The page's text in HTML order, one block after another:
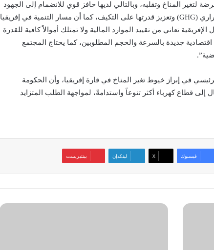
لتغير المناخ وتقلبه، وبالتالي لديها حافز قوي للانضمام إلى الجهود
العالمية للحد من انبعاثات غازات الاحتباس الحراري (GHG) وتعزيز قدرتها على التكيف، كما أن مسار التنمية في إفريقيا
تعاني من تقييد الموارد المالية ولا تمتلك أموالاً كافية للقدرة
جديدة بالسرعة والحجم المطلوبين، كما يحتاج المجتمع
في إبراز خيوط تغير المناخ في قارة إفريقيا، وأن الحكومة
إلى قطاع كهرباء أكثر تنوعاً واستدامةً، لمواجهة الطلب المتزايد
فيسبوك ‫X لينكدإن بينتيريست